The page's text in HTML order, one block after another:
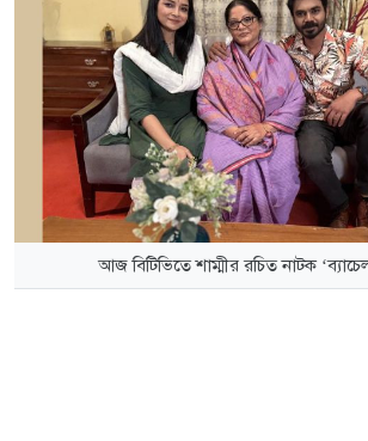
আজ বিটিভিতে শাম্মীর রচিত নাটক